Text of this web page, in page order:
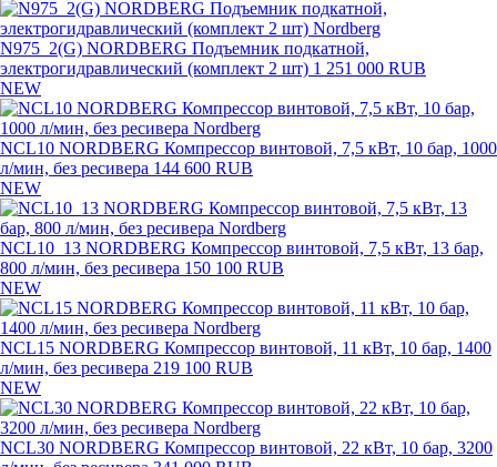
N975_2(G) NORDBERG Подъемник подкатной,
электрогидравлический (комплект 2 шт) 1 251 000 RUB
NEW
NCL10 NORDBERG Компрессор винтовой, 7,5 кВт, 10 бар, 1000
л/мин, без ресивера 144 600 RUB
NEW
NCL10_13 NORDBERG Компрессор винтовой, 7,5 кВт, 13 бар,
800 л/мин, без ресивера 150 100 RUB
NEW
NCL15 NORDBERG Компрессор винтовой, 11 кВт, 10 бар, 1400
л/мин, без ресивера 219 100 RUB
NEW
NCL30 NORDBERG Компрессор винтовой, 22 кВт, 10 бар, 3200